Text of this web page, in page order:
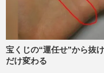
宝くじの“運任せ”から抜
だけ変わる